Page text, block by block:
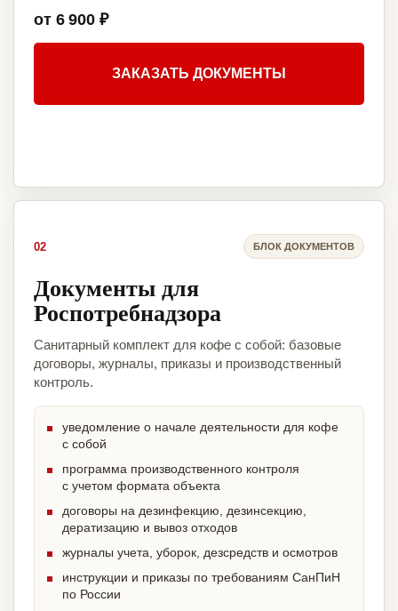
от 6 900 ₽
ЗАКАЗАТЬ ДОКУМЕНТЫ
02 БЛОК ДОКУМЕНТОВ
Документы для
Роспотребнадзора
Санитарный комплект для кофе с собой: базовые
договоры, журналы, приказы и производственный
контроль.
уведомление о начале деятельности для кофе
с собой
программа производственного контроля
с учетом формата объекта
договоры на дезинфекцию, дезинсекцию,
дератизацию и вывоз отходов
журналы учета, уборок, дезсредств и осмотров
инструкции и приказы по требованиям СанПиН
по России